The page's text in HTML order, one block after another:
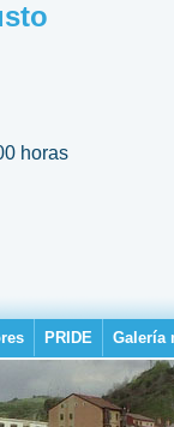
horas
PRIDE Galería